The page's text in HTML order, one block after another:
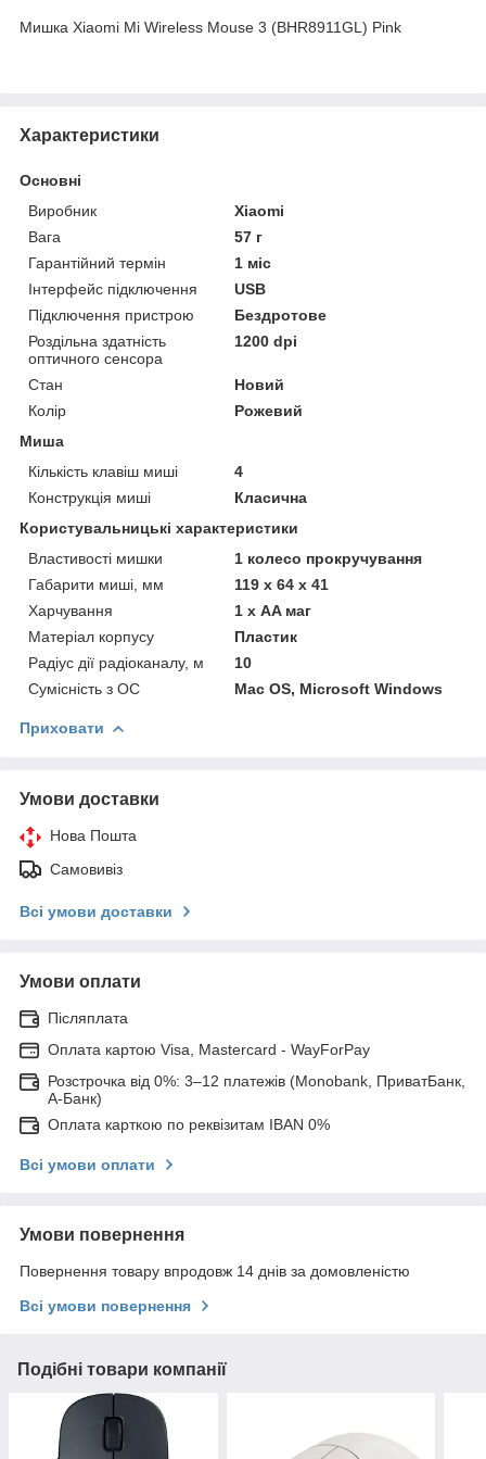
Мишка Xiaomi Mi Wireless Mouse 3 (BHR8911GL) Pink
Характеристики
Основні
Виробник
Xiaomi
Вага
57 г
Гарантійний термін
1 міс
Інтерфейс підключення
USB
Підключення пристрою
Бездротове
Роздільна здатність
оптичного сенсора
1200 dpi
Стан
Новий
Колір
Рожевий
Миша
Кількість клавіш миші
4
Конструкція миші
Класична
Користувальницькі характеристики
Властивості мишки
1 колесо прокручування
Габарити миші, мм
119 x 64 x 41
Харчування
1 х AA маг
Матеріал корпусу
Пластик
Радіус дії радіоканалу, м
10
Сумісність з ОС
Mac OS, Microsoft Windows
Приховати
Умови доставки
Нова Пошта
Самовивіз
Всі умови доставки
Умови оплати
Післяплата
Оплата картою Visa, Mastercard - WayForPay
Розстрочка від 0%: 3–12 платежів (Monobank, ПриватБанк,
А-Банк)
Оплата карткою по реквізитам IBAN 0%
Всі умови оплати
Умови повернення
Повернення товару впродовж 14 днів за домовленістю
Всі умови повернення
Подібні товари компанії